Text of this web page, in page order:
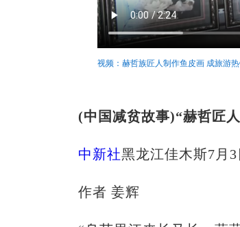
视频：赫哲族匠人制作鱼皮画 成旅游
(中国减贫故事)“赫哲匠
中新社黑龙江佳木斯7月
作者 姜辉